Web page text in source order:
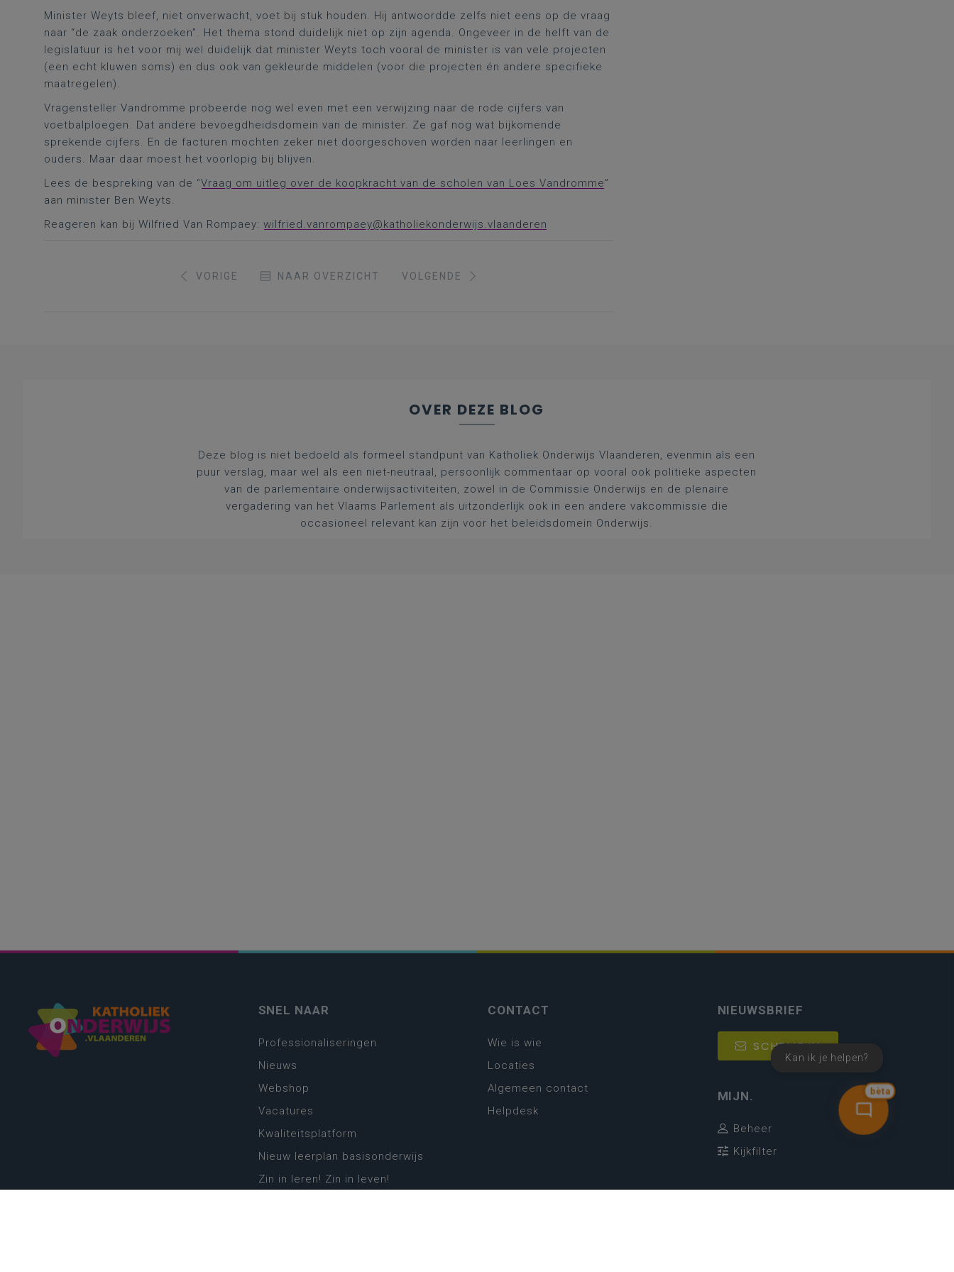
Minister Weyts bleef, niet onverwacht, voet bij stuk houden. Hij antwoordde zelfs niet eens op de vraag
naar “de zaak onderzoeken”. Het thema stond duidelijk niet op zijn agenda. Ongeveer in de helft van de
legislatuur is het voor mij wel duidelijk dat minister Weyts toch vooral de minister is van vele projecten
(een echt kluwen soms) en dus ook van gekleurde middelen (voor die projecten én andere specifieke
maatregelen).
Vragensteller Vandromme probeerde nog wel even met een verwijzing naar de rode cijfers van
voetbalploegen. Dat andere bevoegdheidsdomein van de minister. Ze gaf nog wat bijkomende
sprekende cijfers. En de facturen mochten zeker niet doorgeschoven worden naar leerlingen en
ouders. Maar daar moest het voorlopig bij blijven.
Lees de bespreking van de “Vraag om uitleg over de koopkracht van de scholen van Loes Vandromme”
aan minister Ben Weyts.
Reageren kan bij Wilfried Van Rompaey: wilfried.vanrompaey@katholiekonderwijs.vlaanderen
VORIGE NAAR OVERZICHT VOLGENDE
OVER DEZE BLOG
Deze blog is niet bedoeld als formeel standpunt van Katholiek Onderwijs Vlaanderen, evenmin als een
puur verslag, maar wel als een niet-neutraal, persoonlijk commentaar op vooral ook politieke aspecten
van de parlementaire onderwijsactiviteiten, zowel in de Commissie Onderwijs en de plenaire
vergadering van het Vlaams Parlement als uitzonderlijk ook in een andere vakcommissie die
occasioneel relevant kan zijn voor het beleidsdomein Onderwijs.
bèta
Kan ik je helpen?
SNEL NAAR
Professionaliseringen
Nieuws
Webshop
Vacatures
Kwaliteitsplatform
Nieuw leerplan basisonderwijs
Zin in leren! Zin in leven!
CONTACT
Wie is wie
Locaties
Algemeen contact
Helpdesk
NIEUWSBRIEF
SCHRIJF IN
MIJN.
Beheer
Kijkfilter